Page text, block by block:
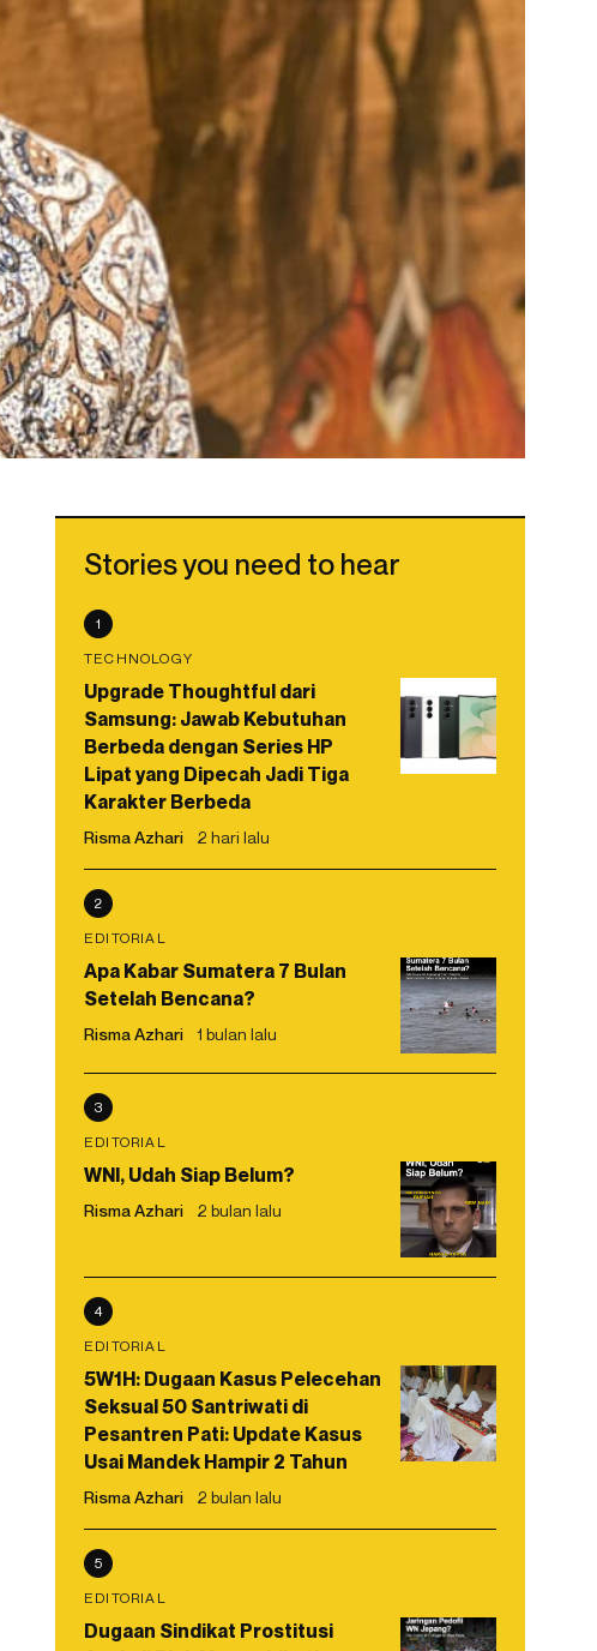
Stories you need to hear
1
TECHNOLOGY
Upgrade Thoughtful dari
Samsung: Jawab Kebutuhan
Berbeda dengan Series HP
Lipat yang Dipecah Jadi Tiga
Karakter Berbeda
Risma Azhari 2 hari lalu
2
EDITORIAL
Apa Kabar Sumatera 7 Bulan
Setelah Bencana?
Risma Azhari 1 bulan lalu
3
EDITORIAL
WNI, Udah Siap Belum?
Risma Azhari 2 bulan lalu
4
EDITORIAL
5W1H: Dugaan Kasus Pelecehan
Seksual 50 Santriwati di
Pesantren Pati: Update Kasus
Usai Mandek Hampir 2 Tahun
Risma Azhari 2 bulan lalu
5
EDITORIAL
Dugaan Sindikat Prostitusi